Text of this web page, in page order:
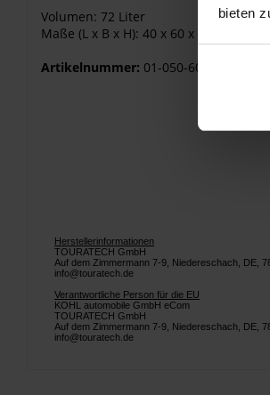
bieten
Volumen: 72 Liter
Maße (L x B x H): 40 x 60 x 32 cm
Artikelnummer: 01-050-6085-0
Herstellerinformationen
TOURATECH GmbH
Auf dem Zimmermann 7-9, Niedereschach, DE,
info@touratech.de
Verantwortliche Person für die EU
KOHL automobile GmbH eCom
TOURATECH GmbH
Auf dem Zimmermann 7-9, Niedereschach, DE,
info@touratech.de